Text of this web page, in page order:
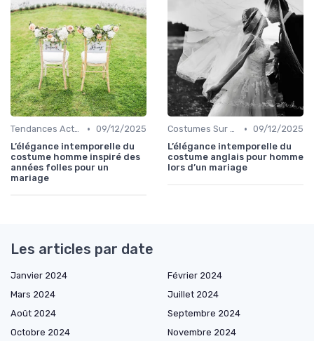
Tendances Actuelles • 09/12/2025
L’élégance intemporelle du
costume homme inspiré des
années folles pour un
mariage
Costumes Sur Mesure • 09/12/2025
L’élégance intemporelle du
costume anglais pour homme
lors d’un mariage
Les articles par date
Janvier 2024
Février 2024
Mars 2024
Juillet 2024
Août 2024
Septembre 2024
Octobre 2024
Novembre 2024